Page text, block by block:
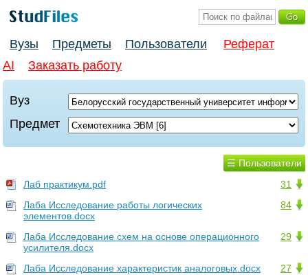
Вузы Предметы Пользователи
Реферат
AI
Заказать работу
Вуз
Предмет
☰ Пользователи
31
Лаб практикум.pdf
84
Лаба Исследование работы логических
элементов.docx
29
Лаба Исследование схем на основе операционного
усилителя.docx
27
Лаба Исследование характеристик аналоговых.docx